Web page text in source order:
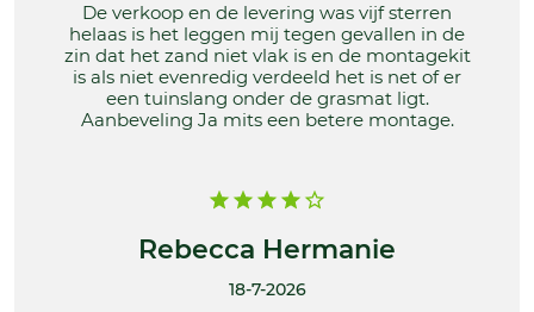
De verkoop en de levering was vijf sterren
helaas is het leggen mij tegen gevallen in de
zin dat het zand niet vlak is en de montagekit
is als niet evenredig verdeeld het is net of er
een tuinslang onder de grasmat ligt.
Aanbeveling Ja mits een betere montage.
Rebecca Hermanie
18-7-2026